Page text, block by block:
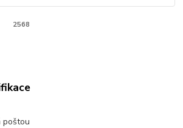
2568
poštou